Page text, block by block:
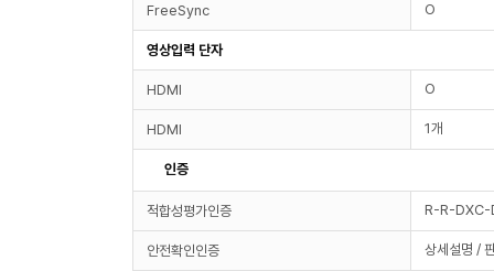
FreeSync O
영상입력 단자
HDMI O
HDMI 1개
인증
적합성평가인증 R-R-
안전확인인증 상세설명 /